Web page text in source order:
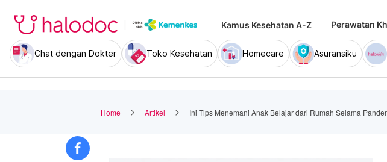
Kamus Kesehatan A-Z Perawatan
Chat dengan Dokter Toko Kesehatan Homecare Asuransiku
Home Artikel Ini Tips Menemani Anak Belajar dari Rumah Selama